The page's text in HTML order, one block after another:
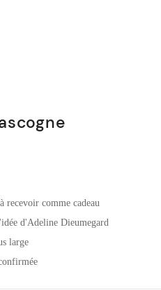
recevoir comme cadeau
d'Adeline Dieumegard
large